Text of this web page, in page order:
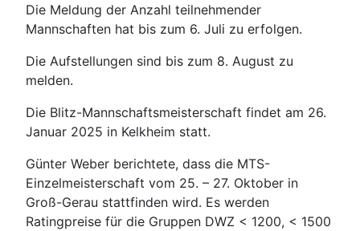
Die Meldung der Anzahl teilnehmender
Mannschaften hat bis zum 6. Juli zu erfolgen.
Die Aufstellungen sind bis zum 8. August zu
melden.
Die Blitz-Mannschaftsmeisterschaft findet am 26.
Januar 2025 in Kelkheim statt.
Günter Weber berichtete, dass die MTS-
Einzelmeisterschaft vom 25. – 27. Oktober in
Groß-Gerau stattfinden wird. Es werden
Ratingpreise für die Gruppen DWZ < 1200, < 1500